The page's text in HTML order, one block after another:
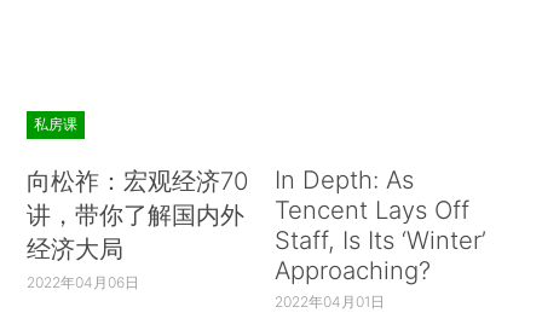
私房课
向松祚：宏观经济70
讲，带你了解国内外
经济大局
2022年04月06日
In Depth: As
Tencent Lays Off
Staff, Is Its ‘Winter’
Approaching?
2022年04月01日